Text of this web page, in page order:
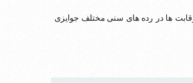
ها در رده های سنی مختلف جوایزی